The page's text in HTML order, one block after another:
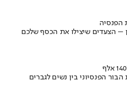
הפנסיה
– הצעדים שיצילו את הכסף שלכם
הפנסיוני בין נשים לגברים